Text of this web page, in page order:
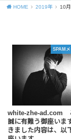
HOME 2019年 10月
SPAM
white-zhe-ad.com
誠に有難う御座いま
きました内容は、以